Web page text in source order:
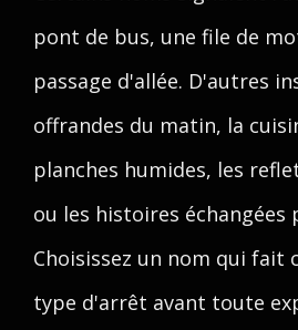
pont de bus, une file de
passage d'allée. D'autres
offrandes du matin, la
planches humides, les
ou les histoires échangées
Choisissez un nom qui fait
type d'arrêt avant toute